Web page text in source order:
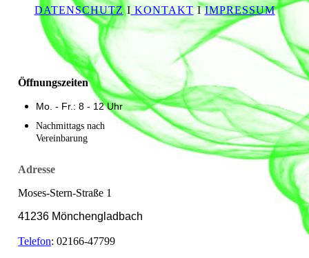
DATENSCHUTZI KONTAKTIIMPRESSUM
Öffnungszeiten
Mo. - Fr.: 8 - 12 Uhr
Nachmittags nach
Vereinbarung
Adresse
Moses-Stern-Straße 1
41236 Mönchengladbach
Telefon: 02166-47799